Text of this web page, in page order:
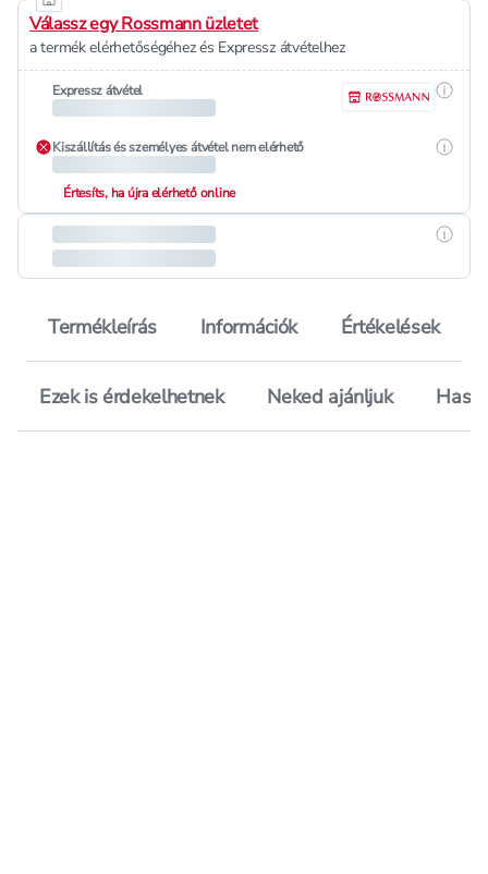
Válassz egy Rossmann üzletet
a termék elérhetőségéhez és Expressz átvételhez
Expressz átvétel
Kiszállítás és személyes átvétel nem elérhető
Értesíts, ha újra elérhető online
Termékleírás Információk Értékelések
Ezek is érdekelhetnek Neked ajánljuk